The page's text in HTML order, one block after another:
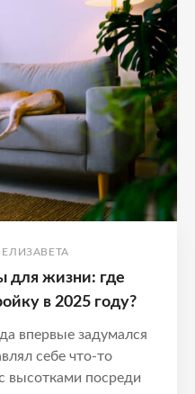
для жизни: где
в 2025 году?
впервые задумался
себе что-то
высотками посреди